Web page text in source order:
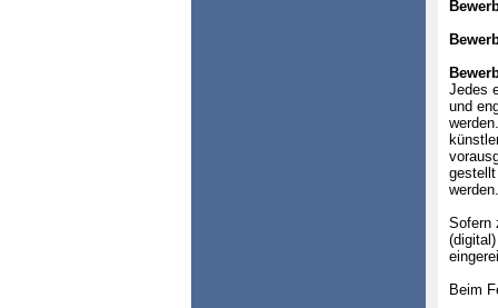
Jedes
und
werden.
Sofern
Beim